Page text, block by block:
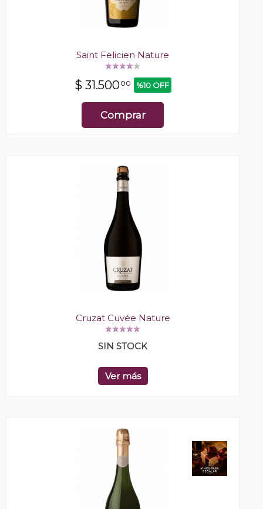
Saint Felicien Nature
$ 31.50000 %10 OFF
Comprar
Cruzat Cuvée Nature
SIN STOCK
Ver más